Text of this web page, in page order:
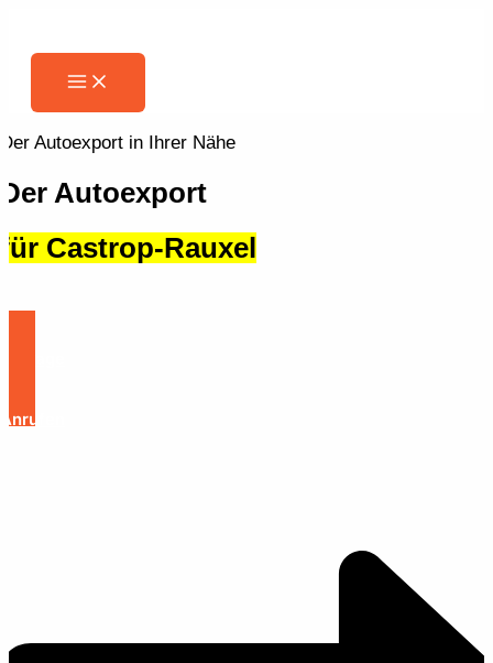
springen
Main
Menu
Der Autoexport in Ihrer Nähe
Der Autoexport
für Castrop-Rauxel
Anrufen